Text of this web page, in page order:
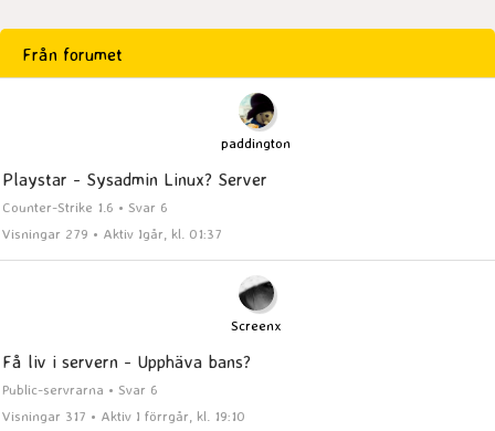
Från forumet
paddington
Playstar - Sysadmin Linux? Server
Counter-Strike 1.6 • Svar 6
Visningar 279 • Aktiv Igår, kl. 01:37
Screenx
Få liv i servern - Upphäva bans?
Public-servrarna • Svar 6
Visningar 317 • Aktiv I förrgår, kl. 19:10